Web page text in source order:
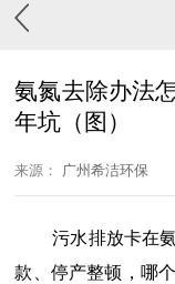
氨氮去除办法
年坑（图）
来源： 广州希洁环保
污水排放卡在
款、停产整顿，哪